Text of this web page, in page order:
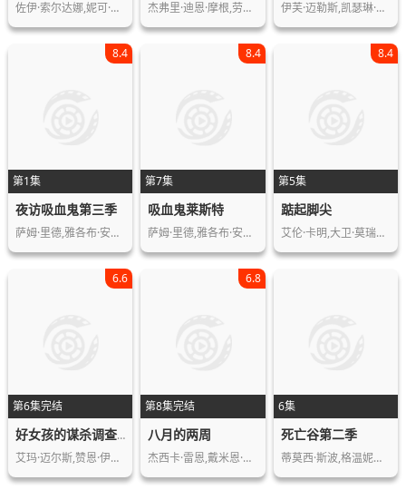
佐伊·索尔达娜,妮可·基德曼,摩根·弗…
杰弗里·迪恩·摩根,劳伦·科汉
伊芙·迈勒斯,凯瑟琳·凯丽,艾略特·埃…
第1集
8.4
夜访吸血鬼第三季
萨姆·里德,雅各布·安德森,阿萨德·扎…
第7集
8.4
吸血鬼莱斯特
萨姆·里德,雅各布·安德森,阿萨德·扎…
第5集
8.4
踮起脚尖
艾伦·卡明,大卫·莫瑞瑟,伊丽莎白·贝…
第6集完结
6.6
好女孩的谋杀调查指南第二季
艾玛·迈尔斯,赞恩·伊克巴尔,艾莎·班…
第8集完结
6.8
八月的两周
杰西卡·雷恩,戴米恩·莫隆尼,尼古拉斯…
6集
死亡谷第二季
蒂莫西·斯波,格温妮丝·凯沃斯,亚历山…